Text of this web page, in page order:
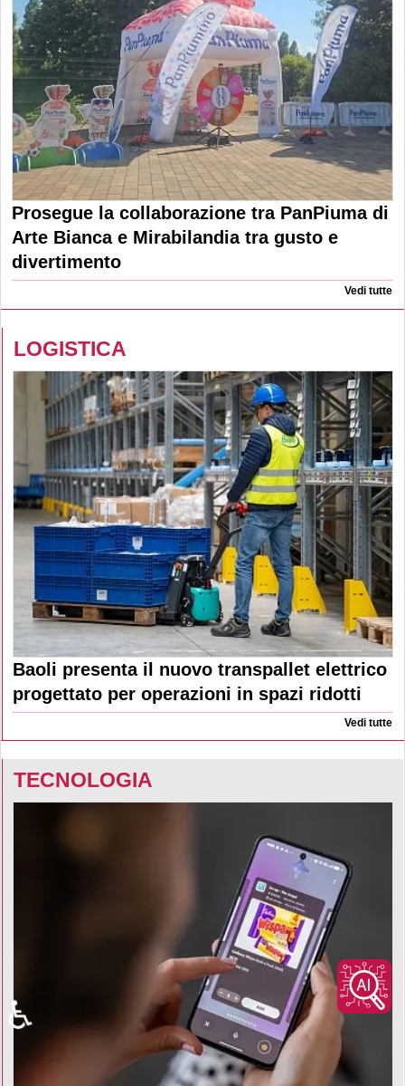
Prosegue la collaborazione tra PanPiuma di
Arte Bianca e Mirabilandia tra gusto e
divertimento
Vedi tutte
LOGISTICA
Baoli presenta il nuovo transpallet elettrico
progettato per operazioni in spazi ridotti
Vedi tutte
TECNOLOGIA